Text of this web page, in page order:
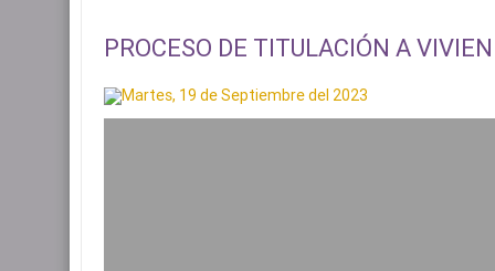
PROCESO DE TITULACIÓN A
Martes, 19 de Septiembre del 2023